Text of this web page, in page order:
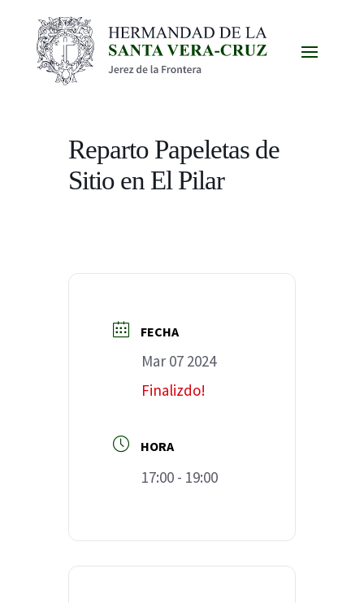
Reparto Papeletas de
Sitio en El Pilar
FECHA
Mar 07 2024
Finalizdo!
HORA
17:00 - 19:00